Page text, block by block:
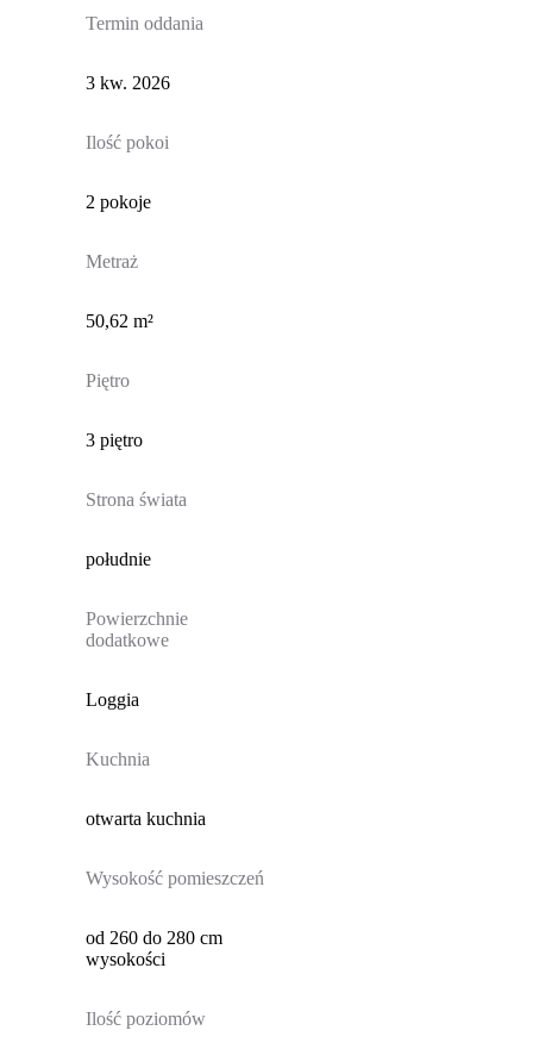
Termin oddania
3 kw. 2026
Ilość pokoi
2 pokoje
Metraż
50,62 m²
Piętro
3 piętro
Strona świata
południe
Powierzchnie
dodatkowe
Loggia
Kuchnia
otwarta kuchnia
Wysokość pomieszczeń
od 260 do 280 cm
wysokości
Ilość poziomów